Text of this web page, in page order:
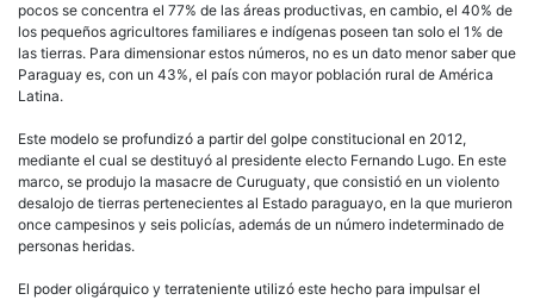
pocos se concentra el 77% de las áreas productivas, en cambio, el 40% de
los pequeños agricultores familiares e indígenas poseen tan solo el 1% de
las tierras. Para dimensionar estos números, no es un dato menor saber que
Paraguay es, con un 43%, el país con mayor población rural de América
Latina.
Este modelo se profundizó a partir del golpe constitucional en 2012,
mediante el cual se destituyó al presidente electo Fernando Lugo. En este
marco, se produjo la masacre de Curuguaty, que consistió en un violento
desalojo de tierras pertenecientes al Estado paraguayo, en la que murieron
once campesinos y seis policías, además de un número indeterminado de
personas heridas.
El poder oligárquico y terrateniente utilizó este hecho para impulsar el